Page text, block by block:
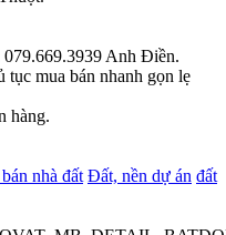
Anh Điền.
mua bán nhanh gọn lẹ
hàng.
nhà đất Đất, nền dự án đất